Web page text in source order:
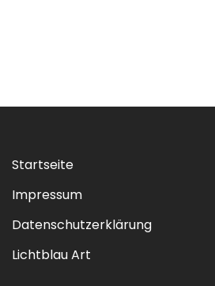
Startseite
Impressum
Datenschutzerklärung
Lichtblau Art